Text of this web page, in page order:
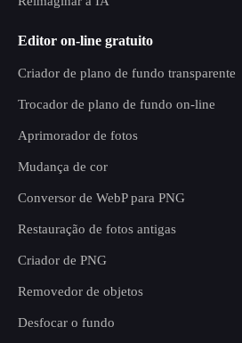
Editor on-line gratuito
Criador de plano de fundo transparente
Trocador de plano de fundo on-line
Aprimorador de fotos
Mudança de cor
Conversor de WebP para PNG
Restauração de fotos antigas
Criador de PNG
Removedor de objetos
Desfocar o fundo